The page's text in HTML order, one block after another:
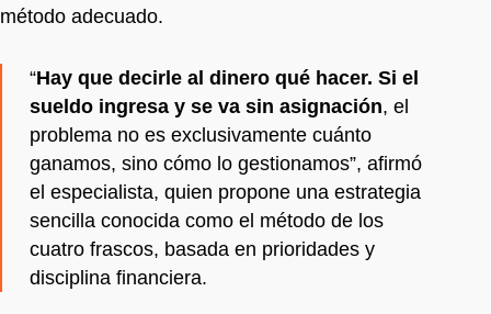
método adecuado.
“Hay que decirle al dinero qué hacer. Si el
sueldo ingresa y se va sin asignación, el
problema no es exclusivamente cuánto
ganamos, sino cómo lo gestionamos”, afirmó
el especialista, quien propone una estrategia
sencilla conocida como el método de los
cuatro frascos, basada en prioridades y
disciplina financiera.